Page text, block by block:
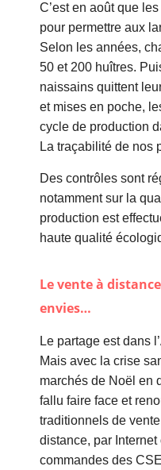
C’est en août que
pour permettre aux
Selon les années,
50 et 200 huîtres.
naissains quittent
et mises en poche,
cycle de production
La traçabilité de nos
Des contrôles sont
notamment sur la
production est
haute qualité
Le vente à
envies…
Le partage est dans
Mais avec la crise
marchés de Noël en
fallu faire face et
traditionnels de
distance, par
commandes des